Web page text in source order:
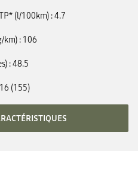
(l/100km) 4.7
km) 106
48.5
(155)